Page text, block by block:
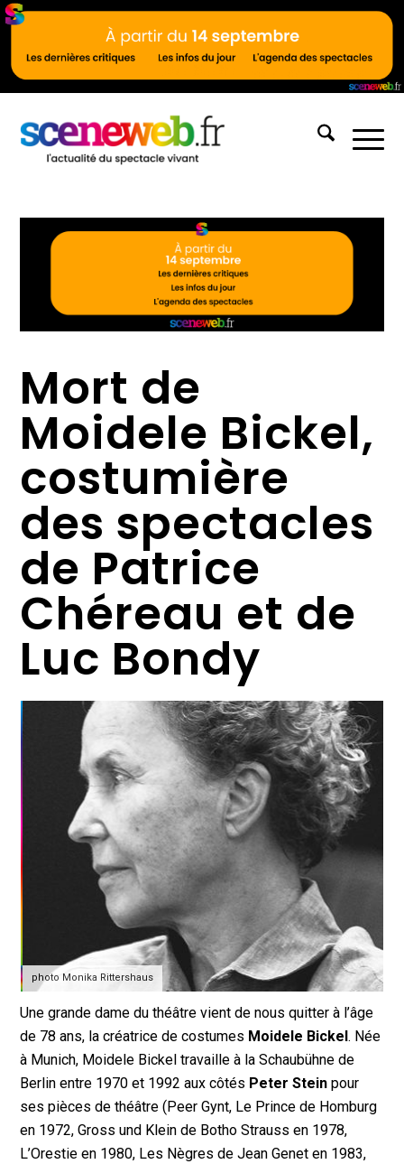
Mort de
Moidele Bickel,
costumière
des spectacles
de Patrice
Chéreau et de
Luc Bondy
photo Monika Rittershaus
Une grande dame du théâtre vient de nous quitter à l’âge
de 78 ans, la créatrice de costumes Moidele Bickel. Née
à Munich, Moidele Bickel travaille à la Schaubühne de
Berlin entre 1970 et 1992 aux côtés Peter Stein pour
ses pièces de théâtre (Peer Gynt, Le Prince de Homburg
en 1972, Gross und Klein de Botho Strauss en 1978,
L’Orestie en 1980, Les Nègres de Jean Genet en 1983,